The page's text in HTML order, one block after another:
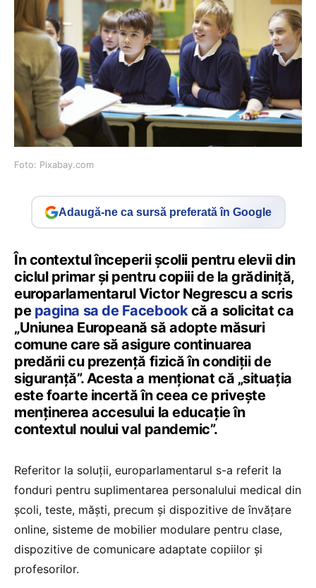
Foto: Pixabay.com
Adaugă-ne ca sursă preferată în Google
În contextul începerii școlii pentru elevii din
ciclul primar și pentru copiii de la grădiniță,
europarlamentarul Victor Negrescu a scris
pe pagina sa de Facebookcă a solicitat ca
„Uniunea Europeană să adopte măsuri
comune care să asigure continuarea
predării cu prezență fizică în condiții de
siguranță”. Acesta a menționat că „situația
este foarte incertă în ceea ce privește
menținerea accesului la educație în
contextul noului val pandemic”.
Referitor la soluții, europarlamentarul s-a referit la
fonduri pentru suplimentarea personalului medical din
școli, teste, măști, precum și dispozitive de învățare
online, sisteme de mobilier modulare pentru clase,
dispozitive de comunicare adaptate copiilor și
profesorilor.